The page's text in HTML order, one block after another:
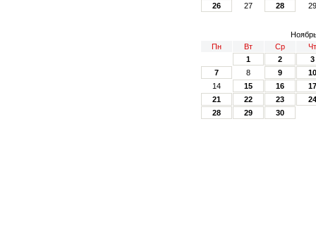
26
27 28 29
Пн
Вт Ср
Чт
1
2
3
7
8 9
10
14
15 16
17
21
22 23
24
28
29 30